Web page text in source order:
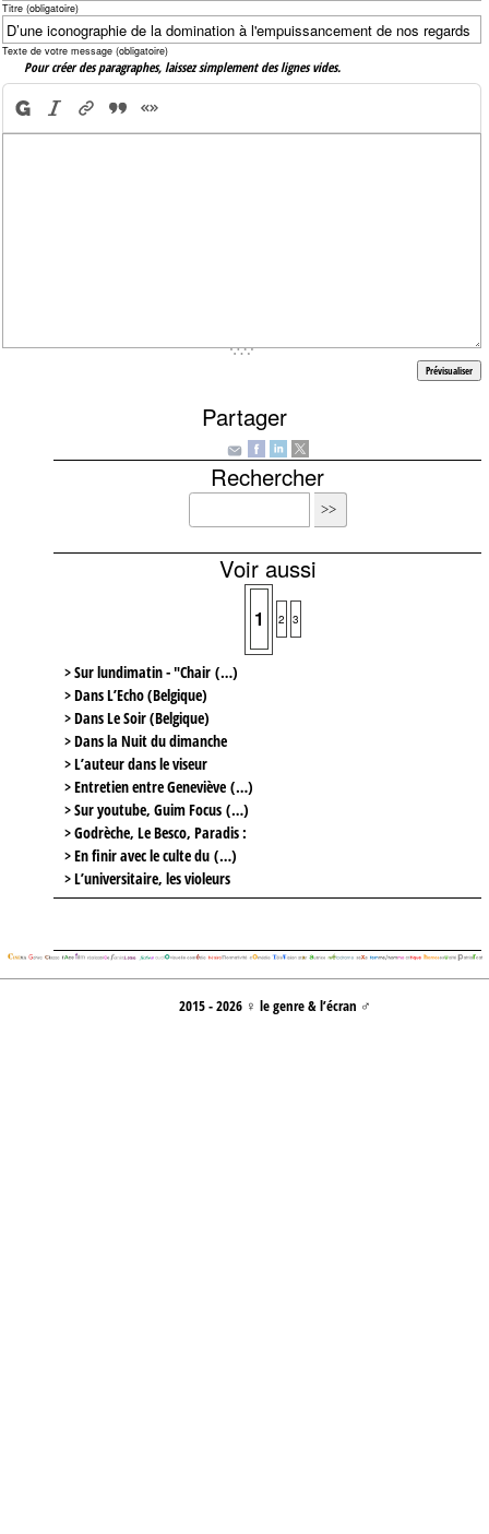
Titre (obligatoire)
Texte de votre message (obligatoire)
Pour créer des paragraphes, laissez simplement des lignes vides.
Partager
Rechercher
Voir aussi
1 2 3
> Sur lundimatin - "Chair (…)
> Dans L’Echo (Belgique)
> Dans Le Soir (Belgique)
> Dans la Nuit du dimanche
> L’auteur dans le viseur
> Entretien entre Geneviève (…)
> Sur youtube, Guim Focus (…)
> Godrèche, Le Besco, Paradis :
> En finir avec le culte du (…)
> L’universitaire, les violeurs
2015 - 2026 ♀ le genre & l’écran ♂